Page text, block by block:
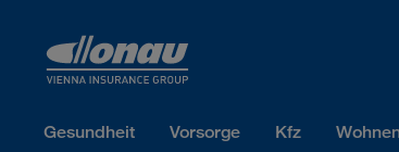
Gesundheit Vorsorge Kfz